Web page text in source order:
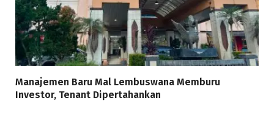
Manajemen Baru Mal Lembuswana Memburu
Investor, Tenant Dipertahankan